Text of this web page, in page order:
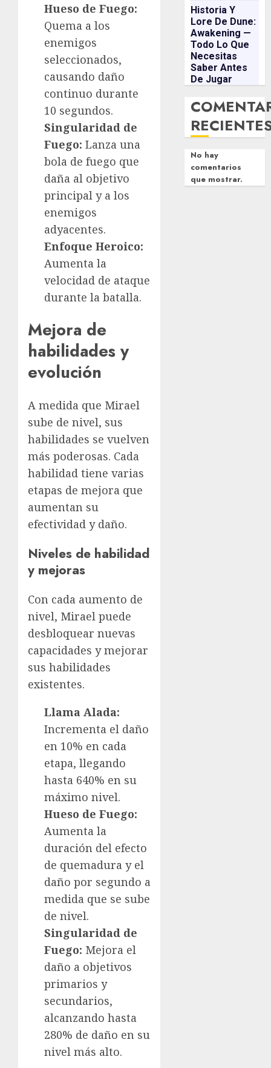
Hueso de Fuego:
Quema a los
enemigos
seleccionados,
causando daño
continuo durante
10 segundos.
Singularidad de
Fuego: Lanza una
bola de fuego que
daña al objetivo
principal y a los
enemigos
adyacentes.
Enfoque Heroico:
Aumenta la
velocidad de ataque
durante la batalla.
Mejora de
habilidades y
evolución
A medida que Mirael
sube de nivel, sus
habilidades se vuelven
más poderosas. Cada
habilidad tiene varias
etapas de mejora que
aumentan su
efectividad y daño.
Niveles de habilidad
y mejoras
Con cada aumento de
nivel, Mirael puede
desbloquear nuevas
capacidades y mejorar
sus habilidades
existentes.
Llama Alada:
Incrementa el daño
en 10% en cada
etapa, llegando
hasta 640% en su
máximo nivel.
Hueso de Fuego:
Aumenta la
duración del efecto
de quemadura y el
daño por segundo a
medida que se sube
de nivel.
Singularidad de
Fuego: Mejora el
daño a objetivos
primarios y
secundarios,
alcanzando hasta
280% de daño en su
nivel más alto.
Historia Y
Lore De Dune:
Awakening —
Todo Lo Que
Necesitas
Saber Antes
De Jugar
No hay
comentarios
que mostrar.